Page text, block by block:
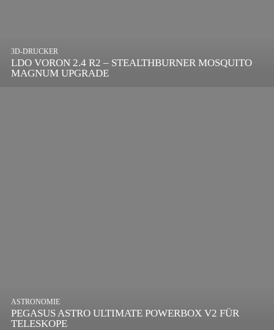
LDO VORON 2.4 R2 – STEALTHBURNER MOSQUITO
MAGNUM UPGRADE
3D-DRUCKER
PEGASUS ASTRO ULTIMATE POWERBOX V2 FÜR
TELESKOPE
ASTRONOMIE